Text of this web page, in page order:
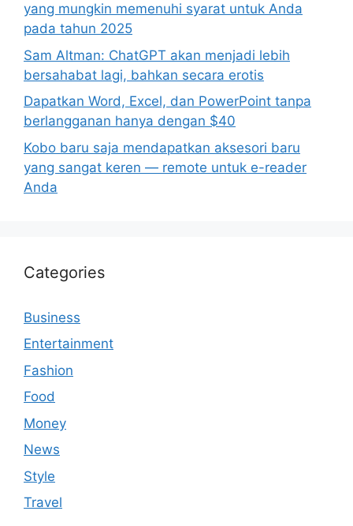
yang mungkin memenuhi syarat untuk Anda
pada tahun 2025
Sam Altman: ChatGPT akan menjadi lebih
bersahabat lagi, bahkan secara erotis
Dapatkan Word, Excel, dan PowerPoint tanpa
berlangganan hanya dengan $40
Kobo baru saja mendapatkan aksesori baru
yang sangat keren — remote untuk e-reader
Anda
Categories
Business
Entertainment
Fashion
Food
Money
News
Style
Travel